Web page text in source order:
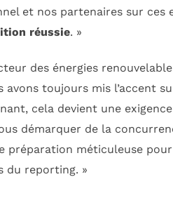
et nos partenaires sur ces
réussie. »
des énergies
avons toujours mis l’accent
cela devient une
démarquer de la
préparation méticuleuse pour
du reporting. »